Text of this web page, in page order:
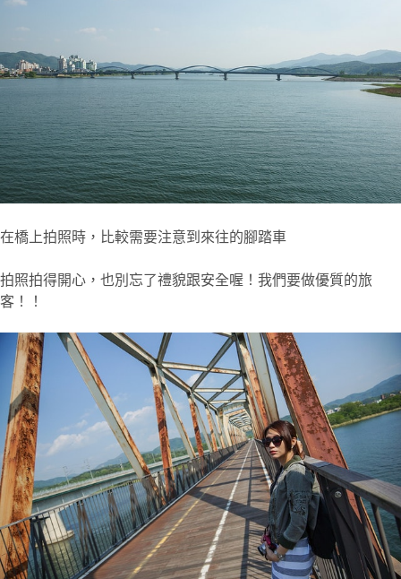
在橋上拍照時，比較需要注意到來往的腳踏車
拍照拍得開心，也別忘了禮貌跟安全喔！我們要做優質的旅
客！！